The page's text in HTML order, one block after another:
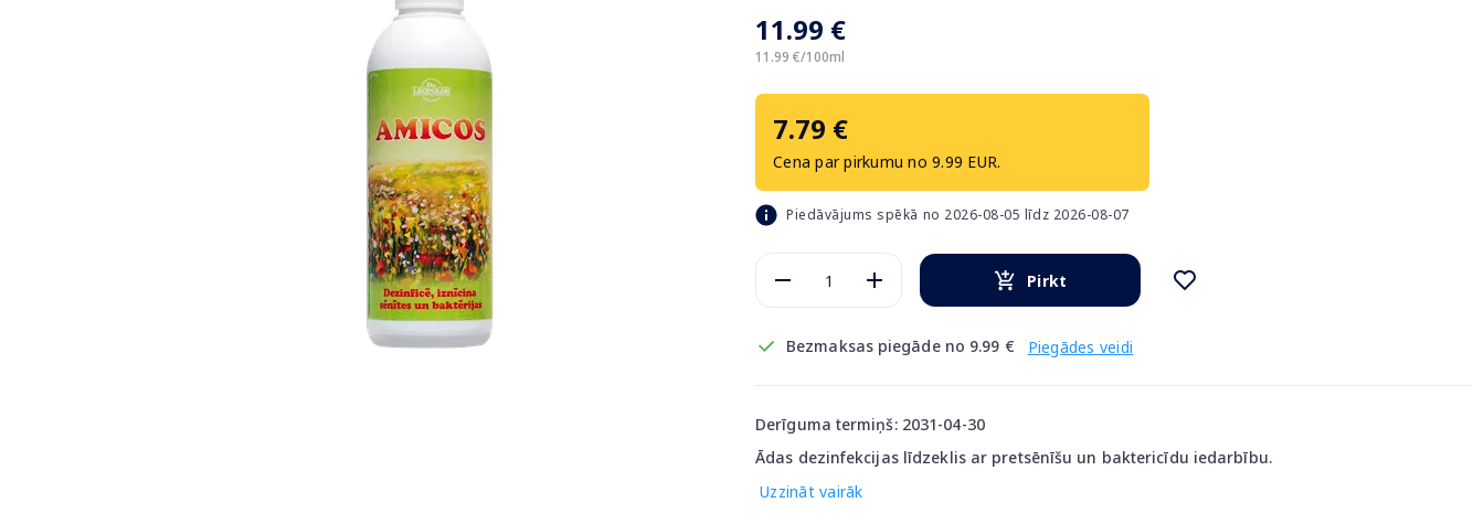
11.99 €
11.99 €/100ml
7.79 €
Cena par pirkumu no 9.99 EUR.
Piedāvājums spēkā no 2026-08-05 līdz 2026-08-07
Pirkt
Bezmaksas piegāde no 9.99 € Piegādes veidi
Derīguma termiņš: 2031-04-30
Ādas dezinfekcijas līdzeklis ar pretsēnīšu un baktericīdu iedarbību.
Uzzināt vairāk